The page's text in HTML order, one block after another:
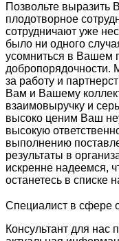
Позвольте выразить
плодотворное
сотрудничают уже
было ни одного
усомниться в Вашем
добропорядочности.
за работу и
Вам и Вашему
взаимовыручку и
высоко ценим Ваш
высокую
выполнению
результаты в
искренне надеемся,
останетесь в списке
Специалист в сфере
Консультант для